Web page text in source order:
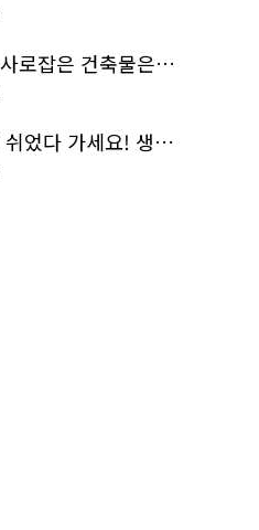
나의 마음을 사로잡은 건축물은? '서울시 건축상' 수상작 공개!
더울 땐 잠시 쉬었다 가세요! 생수 냉장고부터 해피소·무더위쉼터까지